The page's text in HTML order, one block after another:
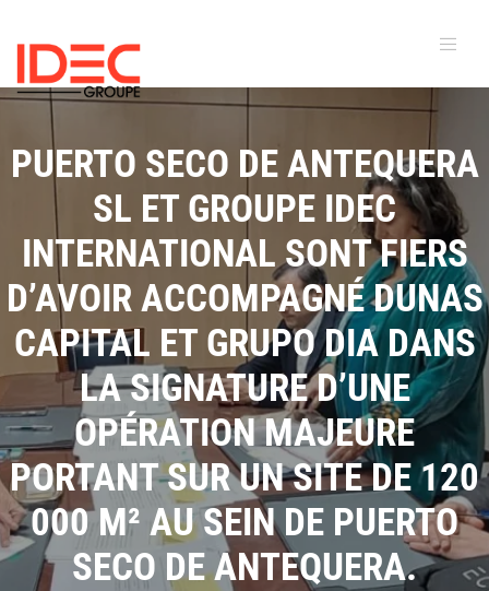
PUERTO SECO DE ANTEQUERA
SL ET GROUPE IDEC
INTERNATIONAL SONT FIERS
D’AVOIR ACCOMPAGNÉ DUNAS
CAPITAL ET GRUPO DIA DANS
LA SIGNATURE D’UNE
OPÉRATION MAJEURE
PORTANT SUR UN SITE DE 120
000 M² AU SEIN DE PUERTO
SECO DE ANTEQUERA.